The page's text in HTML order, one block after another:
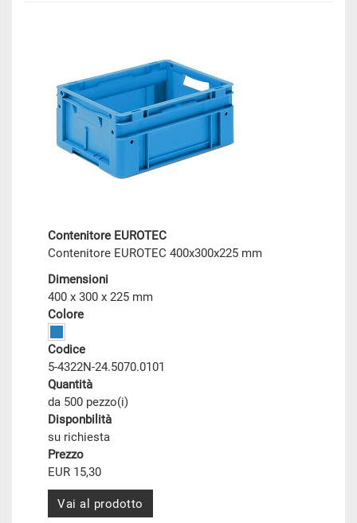
Contenitore EUROTEC
Contenitore EUROTEC 400x300x225 mm
Dimensioni
400 x 300 x 225 mm
Colore
Codice
5-4322N-24.5070.0101
Quantità
da 500 pezzo(i)
Disponbilità
su richiesta
Prezzo
EUR 15,30
Vai al prodotto